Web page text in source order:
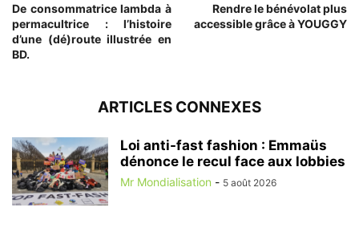
De consommatrice lambda à
permacultrice : l’histoire
d’une (dé)route illustrée en
BD.
Rendre le bénévolat plus
accessible grâce à YOUGGY
ARTICLES CONNEXES
Loi anti-fast fashion : Emmaüs
dénonce le recul face aux lobbies
Mr Mondialisation - 5 août 2026